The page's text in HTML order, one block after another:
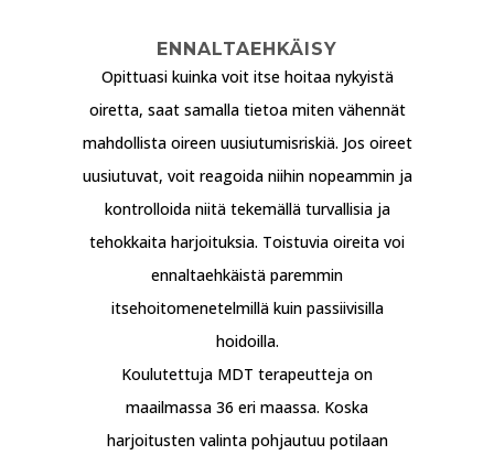
ENNALTAEHKÄISY
Opittuasi kuinka voit itse hoitaa nykyistä
oiretta, saat samalla tietoa miten vähennät
mahdollista oireen uusiutumisriskiä. Jos oireet
uusiutuvat, voit reagoida niihin nopeammin ja
kontrolloida niitä tekemällä turvallisia ja
tehokkaita harjoituksia. Toistuvia oireita voi
ennaltaehkäistä paremmin
itsehoitomenetelmillä kuin passiivisilla
hoidoilla.
Koulutettuja MDT terapeutteja on
maailmassa 36 eri maassa. Koska
harjoitusten valinta pohjautuu potilaan